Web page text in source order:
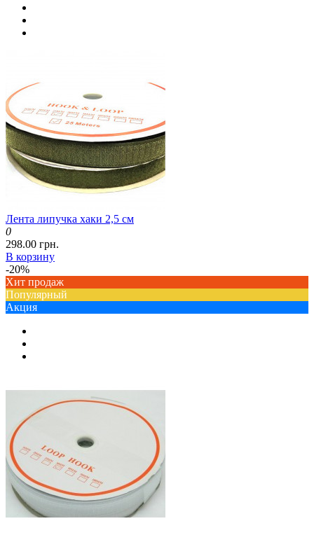
Лента липучка хаки 2,5 см
0
298.00 грн.
В корзину
-20%
Хит продаж
Популярный
Акция